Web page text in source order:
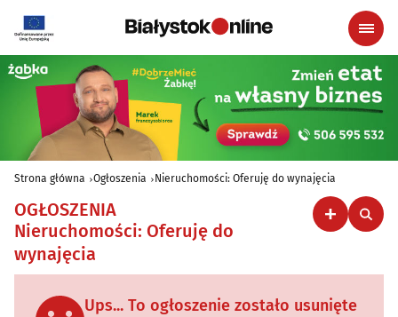
Strona główna Ogłoszenia Nieruchomości: Oferuję do wynajęcia
OGŁOSZENIA
Nieruchomości: Oferuję do
wynajęcia
Ups... To ogłoszenie zostało usunięte